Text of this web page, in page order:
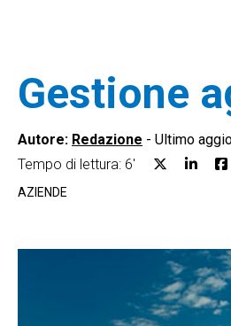
Gestione
Autore: Redazione - Ultimo
Tempo di lettura: 6'
AZIENDE